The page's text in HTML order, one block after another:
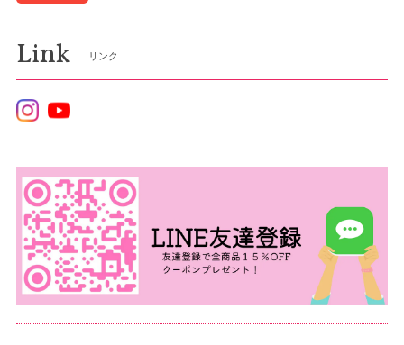
Link リンク